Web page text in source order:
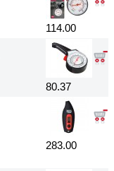
114.00
80.37
283.00